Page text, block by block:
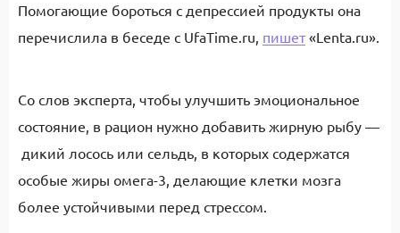
Помогающие бороться с депрессией продукты она
перечислила в беседе с UfaTime.ru, пишет «Lenta.ru».
Со слов эксперта, чтобы улучшить эмоциональное
состояние, в рацион нужно добавить жирную рыбу —
дикий лосось или сельдь, в которых содержатся
особые жиры омега-3, делающие клетки мозга
более устойчивыми перед стрессом.